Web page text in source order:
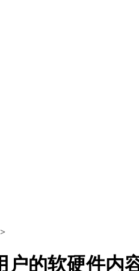
>
户的软硬件内